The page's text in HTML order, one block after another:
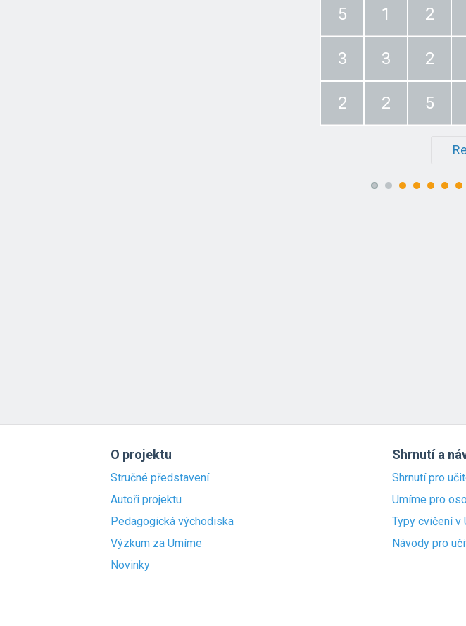
5 1 2
3 3 2
2 2 5
O projektu
Stručné představení
Autoři projektu
Pedagogická východiska
Výzkum za Umíme
Novinky
Shrnutí a
Shrnutí pro
Umíme pro
Typy cvičení v
Návody pro